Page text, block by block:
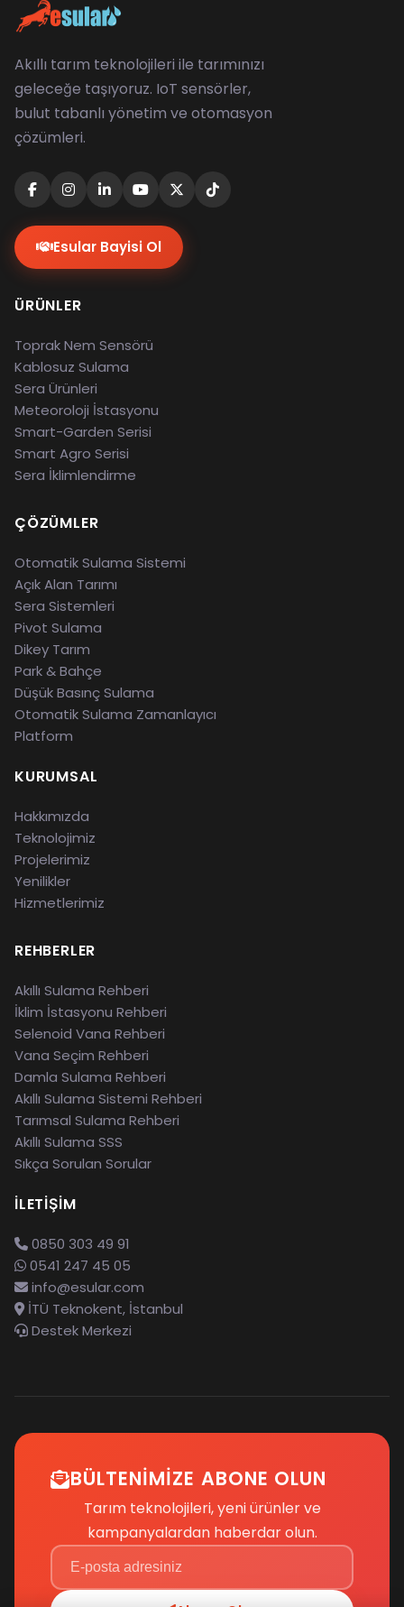
Akıllı tarım teknolojileri ile tarımınızı
geleceğe taşıyoruz. IoT sensörler,
bulut tabanlı yönetim ve otomasyon
çözümleri.
Esular Bayisi Ol
ÜRÜNLER
Toprak Nem Sensörü
Kablosuz Sulama
Sera Ürünleri
Meteoroloji İstasyonu
Smart-Garden Serisi
Smart Agro Serisi
Sera İklimlendirme
ÇÖZÜMLER
Otomatik Sulama Sistemi
Açık Alan Tarımı
Sera Sistemleri
Pivot Sulama
Dikey Tarım
Park & Bahçe
Düşük Basınç Sulama
Otomatik Sulama Zamanlayıcı
Platform
KURUMSAL
Hakkımızda
Teknolojimiz
Projelerimiz
Yenilikler
Hizmetlerimiz
REHBERLER
Akıllı Sulama Rehberi
İklim İstasyonu Rehberi
Selenoid Vana Rehberi
Vana Seçim Rehberi
Damla Sulama Rehberi
Akıllı Sulama Sistemi Rehberi
Tarımsal Sulama Rehberi
Akıllı Sulama SSS
Sıkça Sorulan Sorular
İLETIŞIM
0850 303 49 91
0541 247 45 05
info@esular.com
İTÜ Teknokent, İstanbul
Destek Merkezi
BÜLTENIMIZE ABONE OLUN
Tarım teknolojileri, yeni ürünler ve
kampanyalardan haberdar olun.